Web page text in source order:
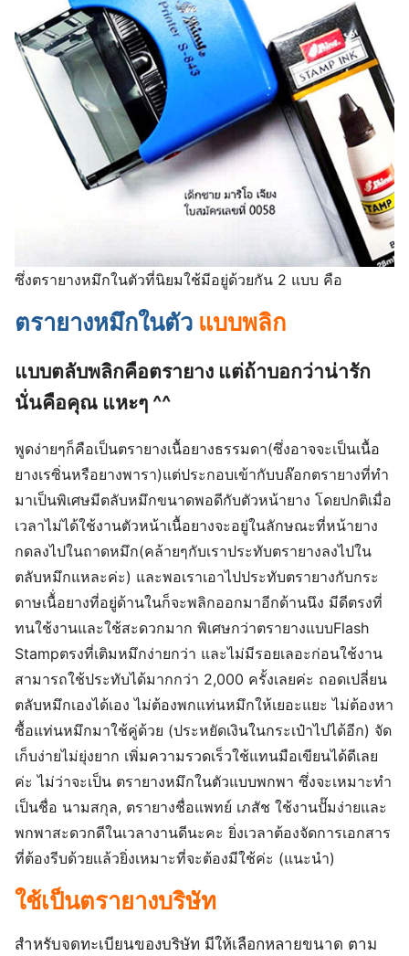
ซึ่ง​ตรายางหมึกในตัวที่นิยมใช้มีอยู่ด้วยกัน 2 แบบ​ คือ​
ตรายางหมึกในตัว แบบพลิก​
แบบตลับพลิกคือตรายาง​ แต่ถ้าบอกว่าน่ารัก
นั่นคือคุณ​ แหะๆ​ ^^
พูดง่ายๆก็คือเป็นตรายางเนื้อยางธรรมดา(ซึ่งอาจจะเป็นเนื้อ
ยางเรซิ่นหรือยางพารา)แต่ประกอบเข้ากับบล๊อกตรายางที่ทำ
มาเป็นพิเศษมีตลับหมึกขนาดพอดีกับตัวหน้ายาง โดยปกติเมื่อ
เวลาไม่ได้ใช้งานตัวหน้าเนื้อยางจะอยู่ในลักษณะที่หน้ายาง
กดลงไปในถาดหมึก(คล้ายๆกับเราประทับตรายางลงไปใน
ตลับหมึกแหละค่ะ) และพอเราเอาไปประทับตรายางกับกระ
ดาษเนื้่อยางที่อยู่ด้านในก็จะพลิกออกมาอีกด้านนึง มีดีตรงที่
ทนใช้งานและใช้สะดวกมาก​ พิเศษกว่าตรายางแบบFlash
Stampตรงที่เติมหมึกง่ายกว่า และไม่มีรอยเลอะก่อนใช้งาน​ ​
สามารถใช้ประทับได้มากกว่า 2,000 ครั้งเลยค่ะ​ ถอดเปลี่ยน
ตลับหมึกเองได้เอง​ ไม่ต้องพกแท่นหมึกให้เยอะแยะ​ ไม่ต้องหา
ซื้อแท่นหมึกมาใช้คู่ด้วย​ (ประหยัดเงินในกระเป๋า​ไปได้อีก​)​ จัด
เก็บง่ายไม่ยุ่งยาก เพิ่มความรวดเร็วใช้แทนมือเขียนได้ดีเลย
ค่ะ​ ไม่ว่าจะเป็น​ ตรายางหมึกในตัวแบบพกพา​ ซึ่งจะเหมาะทำ
เป็นชื่อ​ นามสกุล, ตรายางชื่อแพทย์​ เภสัช​ ใช้งานปั๊ม​ง่าย​และ​
พกพาสะดวกดีในเวลางานดีนะคะ​ ยิ่งเวลาต้องจัดการเอกสาร
ที่ต้องรีบด้วยเเล้ว​ยิ่งเหมาะที่จะต้องมีใช้ค่ะ​ (แนะนำ)​
ใช้เป็นตรายางบริษัท​
สำหรับจดทะเบียนของบริษัท​ มีให้เลือกหลายขนาด​ ตาม